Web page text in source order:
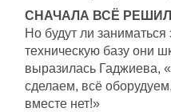
СНАЧАЛА ВСЁ
Но будут ли
техническую базу они
выразилась Гаджиева,
сделаем, всё
вместе нет!»